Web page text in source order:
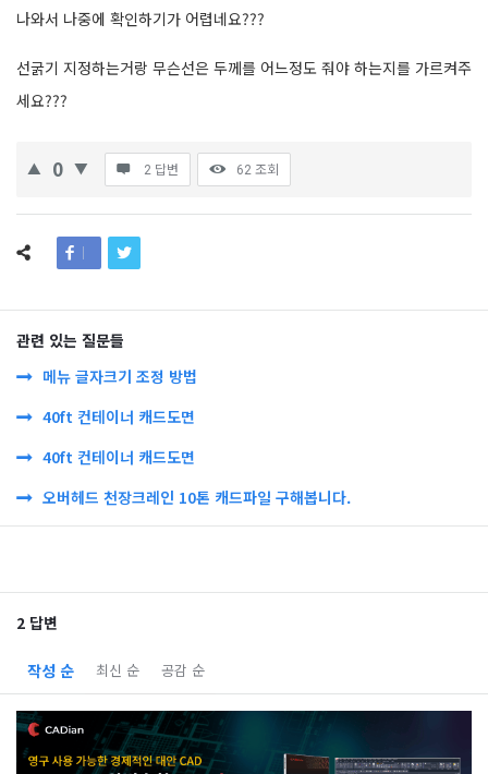
나와서 나중에 확인하기가 어렵네요???
선굵기 지정하는거랑 무슨선은 두께를 어느정도 줘야 하는지를 가르켜주
세요???
0 2 답변 62 조회
관련 있는 질문들
메뉴 글자크기 조정 방법
40ft 컨테이너 캐드도면
40ft 컨테이너 캐드도면
오버헤드 천장크레인 10톤 캐드파일 구해봅니다.
2 답변
작성 순 최신 순 공감 순